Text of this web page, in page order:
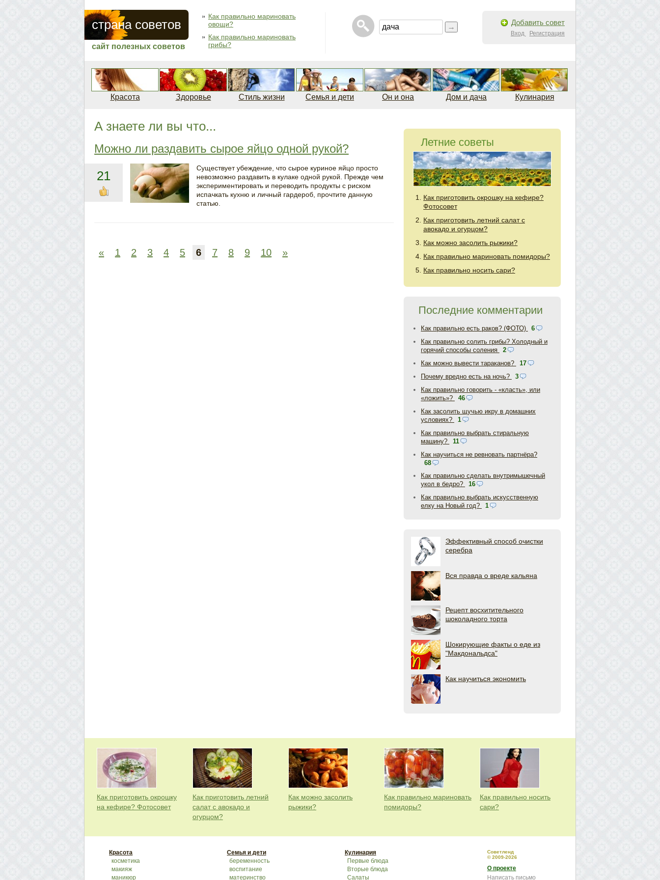
страна советов
сайт полезных советов
Как правильно мариновать
овощи?
Как правильно мариновать
грибы?
Добавить совет
Вход Регистрация
Красота Здоровье Стиль жизни Семья и дети Он и она Дом и дача Кулинария
А знаете ли вы что...
Можно ли раздавить сырое яйцо одной рукой?
21
Существует убеждение, что сырое куриное яйцо просто
невозможно раздавить в кулаке одной рукой. Прежде чем
экспериментировать и переводить продукты с риском
испачкать кухню и личный гардероб, прочтите данную
статью.
« 1 2 3 4 5 6 7 8 9 10 »
Летние советы
Как приготовить окрошку на кефире?
Фотосовет
Как приготовить летний салат с
авокадо и огурцом?
Как можно засолить рыжики?
Как правильно мариновать помидоры?
Как правильно носить сари?
Последние комментарии
Как правильно есть раков? (ФОТО)
6
Как правильно солить грибы? Холодный и
горячий способы соления
2
Как можно вывести тараканов?
17
Почему вредно есть на ночь?
3
Как правильно говорить - «класть», или
«ложить»?
46
Как засолить щучью икру в домашних
условиях?
1
Как правильно выбрать стиральную
машину?
11
Как научиться не ревновать партнёра?
68
Как правильно сделать внутримышечный
укол в бедро?
16
Как правильно выбрать искусственную
елку на Новый год?
1
Эффективный способ очистки
серебра
Вся правда о вреде кальяна
Рецепт восхитительного
шоколадного торта
Шокирующие факты о еде из
"Макдональдса"
Как научиться экономить
Как приготовить окрошку
на кефире? Фотосовет
Как приготовить летний
салат с авокадо и
огурцом?
Как можно засолить
рыжики?
Как правильно мариновать
помидоры?
Как правильно носить
сари?
Красота
косметика
макияж
маникюр
Семья и дети
беременность
воспитание
материнство
Кулинария
Первые блюда
Вторые блюда
Салаты
Советленд
© 2009-2026
О проекте
Написать письмо